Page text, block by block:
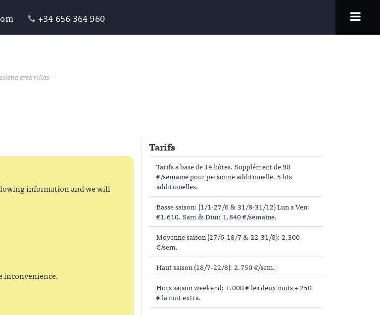
+34 656 364 960
area villas
information and we will
inconvenience.
Tarifs
Tarifs a base de 14 hôtes. Supplément de 90
€/semaine pour personne additionelle. 5 lits
additionelles.
Basse saison: (1/1-27/6 & 31/8-31/12) Lun a Ven:
€1.610. Sam & Dim: 1.840 €/semaine.
Moyenne saison (27/6-18/7 & 22-31/8): 2.300
€/sem.
Haut saison (18/7-22/8): 2.750 €/sem.
Hors saison weekend: 1.000 € les deux nuits + 250
€ la nuit extra.